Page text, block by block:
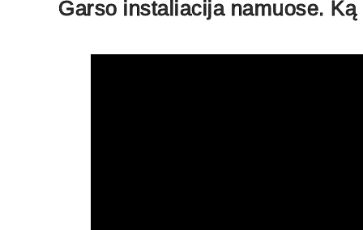
Garso instaliacija namuose.